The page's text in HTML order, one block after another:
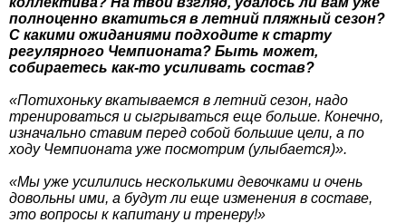
полноценно вкатиться в летний пляжный сезон?
С какими ожиданиями подходите к старту
регулярного Чемпионата? Быть может,
собираетесь как-то усиливать состав?
«Потихоньку вкатываемся в летний сезон, надо
тренироваться и сыгрываться еще больше. Конечно,
изначально ставим перед собой большие цели, а по
ходу Чемпионата уже посмотрим (улыбается)».
«Мы уже усилились несколькими девочками и очень
довольны ими, а будут ли еще изменения в составе,
это вопросы к капитану и тренеру!»